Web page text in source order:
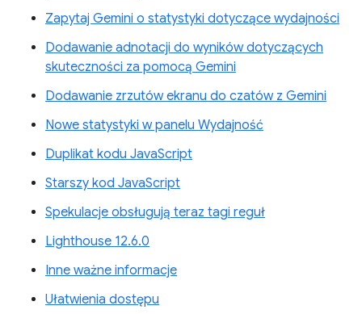
Zapytaj Gemini o statystyki dotyczące wydajności
Dodawanie adnotacji do wyników dotyczących
skuteczności za pomocą Gemini
Dodawanie zrzutów ekranu do czatów z Gemini
Nowe statystyki w panelu Wydajność
Duplikat kodu JavaScript
Starszy kod JavaScript
Spekulacje obsługują teraz tagi reguł
Lighthouse 12.6.0
Inne ważne informacje
Ułatwienia dostępu